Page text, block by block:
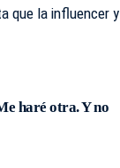
que la influencer y
haré otra. Y no